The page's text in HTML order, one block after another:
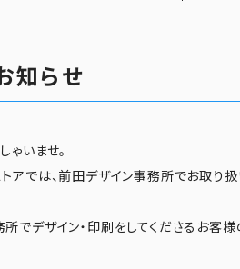
知らせ
ゃいませ。
トアでは、前田デザイン事務所でお取り
所でデザイン・印刷をしてくださるお客